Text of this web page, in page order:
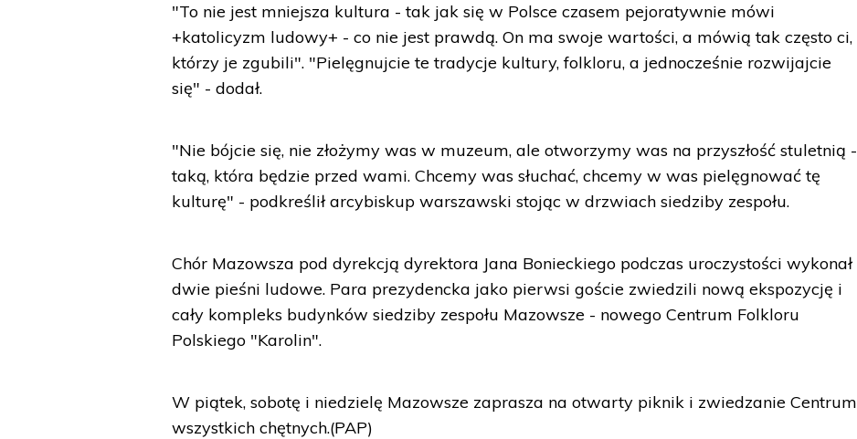
"To nie jest mniejsza kultura - tak jak się w Polsce czasem pejoratywnie mówi
+katolicyzm ludowy+ - co nie jest prawdą. On ma swoje wartości, a mówią tak często ci,
którzy je zgubili". "Pielęgnujcie te tradycje kultury, folkloru, a jednocześnie rozwijajcie
się" - dodał.
"Nie bójcie się, nie złożymy was w muzeum, ale otworzymy was na przyszłość stuletnią -
taką, która będzie przed wami. Chcemy was słuchać, chcemy w was pielęgnować tę
kulturę" - podkreślił arcybiskup warszawski stojąc w drzwiach siedziby zespołu.
Chór Mazowsza pod dyrekcją dyrektora Jana Bonieckiego podczas uroczystości wykonał
dwie pieśni ludowe. Para prezydencka jako pierwsi goście zwiedzili nową ekspozycję i
cały kompleks budynków siedziby zespołu Mazowsze - nowego Centrum Folkloru
Polskiego "Karolin".
W piątek, sobotę i niedzielę Mazowsze zaprasza na otwarty piknik i zwiedzanie Centrum
wszystkich chętnych.(PAP)